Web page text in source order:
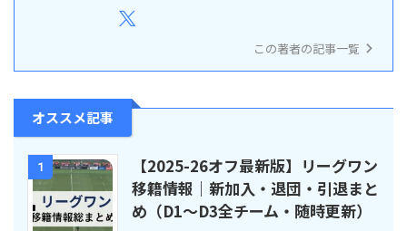
この著者の記事一覧
オススメ記事
1
【2025-26オフ最新版】リーグワン
移籍情報｜新加入・退団・引退まと
め（D1〜D3全チーム・随時更新）